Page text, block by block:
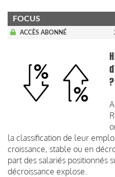
FOCUS
ACCÈS ABONNÉ
?
la classification de leur
croissance, stable ou en
part des salariés positionnés
décroissance explose.